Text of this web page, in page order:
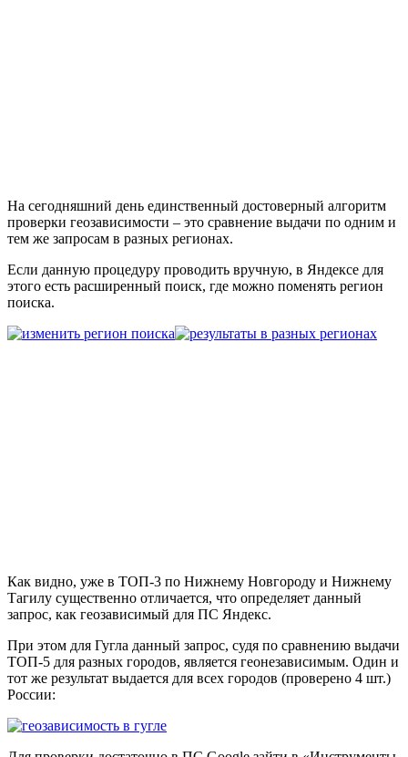
На сегодняшний день единственный достоверный алгоритм
проверки геозависимости – это сравнение выдачи по одним и
тем же запросам в разных регионах.
Если данную процедуру проводить вручную, в Яндексе для
этого есть расширенный поиск, где можно поменять регион
поиска.
Как видно, уже в ТОП-3 по Нижнему Новгороду и Нижнему
Тагилу существенно отличается, что определяет данный
запрос, как геозависимый для ПС Яндекс.
При этом для Гугла данный запрос, судя по сравнению выдачи
ТОП-5 для разных городов, является геонезависимым. Один и
тот же результат выдается для всех городов (проверено 4 шт.)
России: